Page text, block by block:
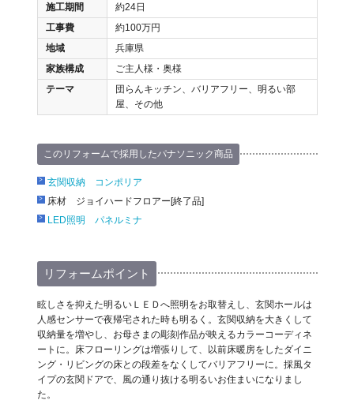
施工期間
約24日
工事費
約100万円
地域
兵庫県
家族構成
ご主人様・奥様
テーマ
団らんキッチン、バリアフリー、明るい部
屋、その他
このリフォームで採用したパナソニック商品
玄関収納 コンポリア
床材 ジョイハードフロアー[終了品]
LED照明 パネルミナ
リフォームポイント
眩しさを抑えた明るいＬＥＤへ照明をお取替えし、玄関ホールは
人感センサーで夜帰宅された時も明るく。玄関収納を大きくして
収納量を増やし、お母さまの彫刻作品が映えるカラーコーディネ
ートに。床フローリングは増張りして、以前床暖房をしたダイニ
ング・リビングの床との段差をなくしてバリアフリーに。採風タ
イプの玄関ドアで、風の通り抜ける明るいお住まいになりまし
た。